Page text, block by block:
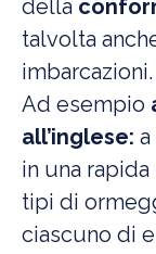
della
talvolta
imbarcazioni.
Ad esempio
all’inglese:
in una
tipi di
ciascuno di